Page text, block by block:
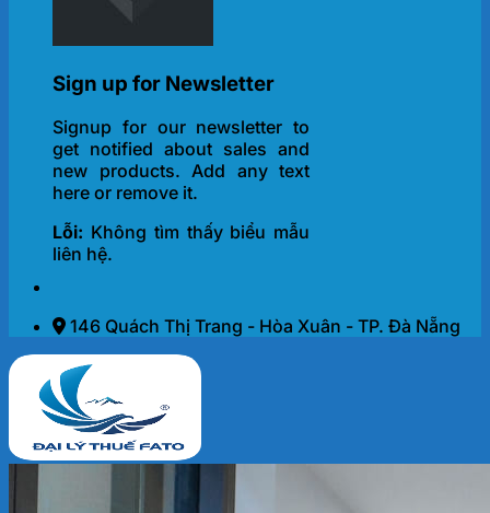
Sign up for Newsletter
Signup for our newsletter to
get notified about sales and
new products. Add any text
here or remove it.
Lỗi: Không tìm thấy biểu mẫu
liên hệ.
146 Quách Thị Trang - Hòa Xuân - TP. Đà Nẵng